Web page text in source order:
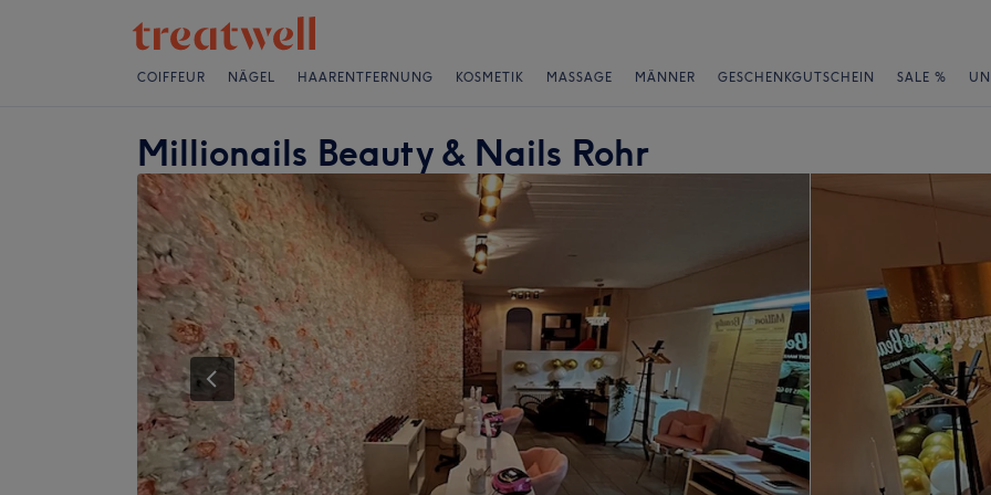
COIFFEUR NÄGEL HAARENTFERNUNG KOSMETIK MASSAGE MÄNNER GESCHENKGUTSCHEIN SALE %
Millionails Beauty & Nails Rohr